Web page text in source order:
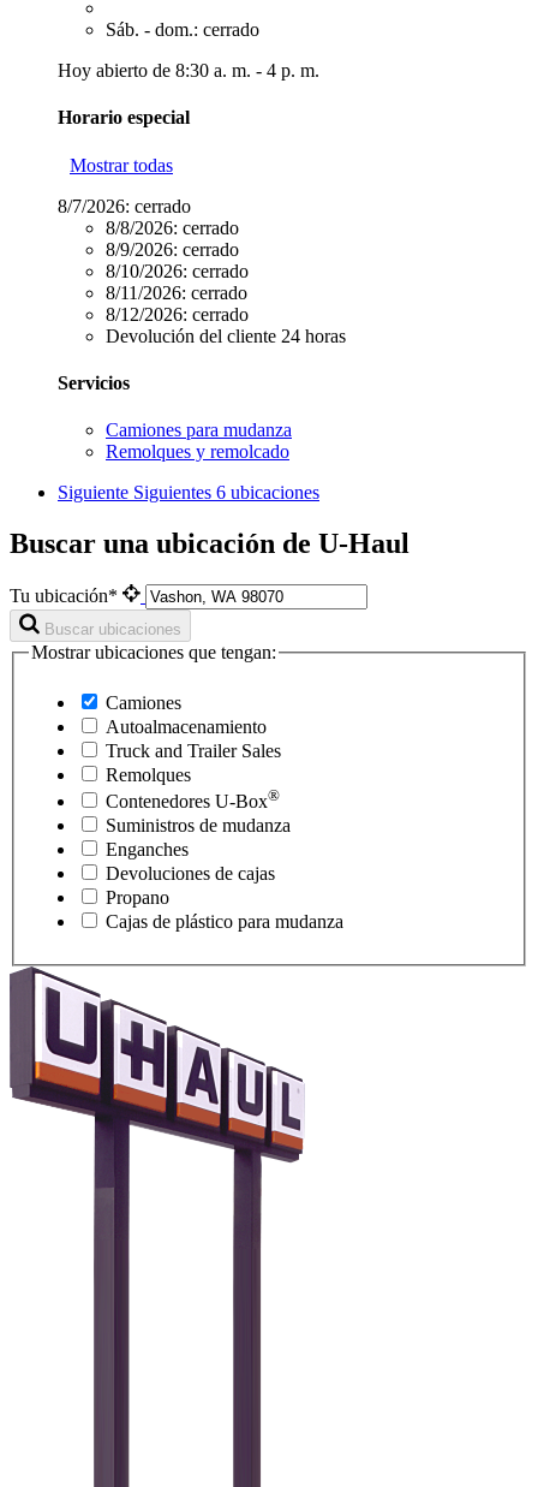
Sáb. - dom.: cerrado
Hoy abierto de 8:30 a. m. - 4 p. m.
Horario especial
Mostrar todas
8/7/2026: cerrado
8/8/2026: cerrado
8/9/2026: cerrado
8/10/2026: cerrado
8/11/2026: cerrado
8/12/2026: cerrado
Devolución del cliente 24 horas
Servicios
Camiones para mudanza
Remolques y remolcado
Siguiente Siguientes 6 ubicaciones
Buscar una ubicación de U-Haul
Tu ubicación*
Buscar ubicaciones
Mostrar ubicaciones que tengan:
Camiones
Autoalmacenamiento
Truck and Trailer Sales
Remolques
Contenedores U-Box®
Suministros de mudanza
Enganches
Devoluciones de cajas
Propano
Cajas de plástico para mudanza